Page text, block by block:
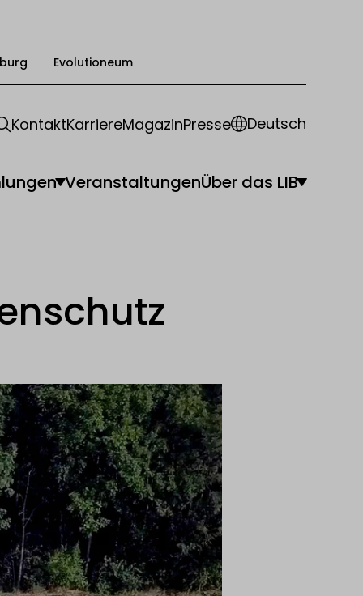
Evolutioneum
VeranstaltungenÜber das LIB
KontaktKarriereMagazinPresse Deutsch